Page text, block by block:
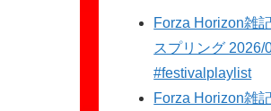
Forza Horizon雑
スプリング
#festivalplaylist
Forza Horizon雑